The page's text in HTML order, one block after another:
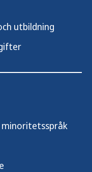
utbildning